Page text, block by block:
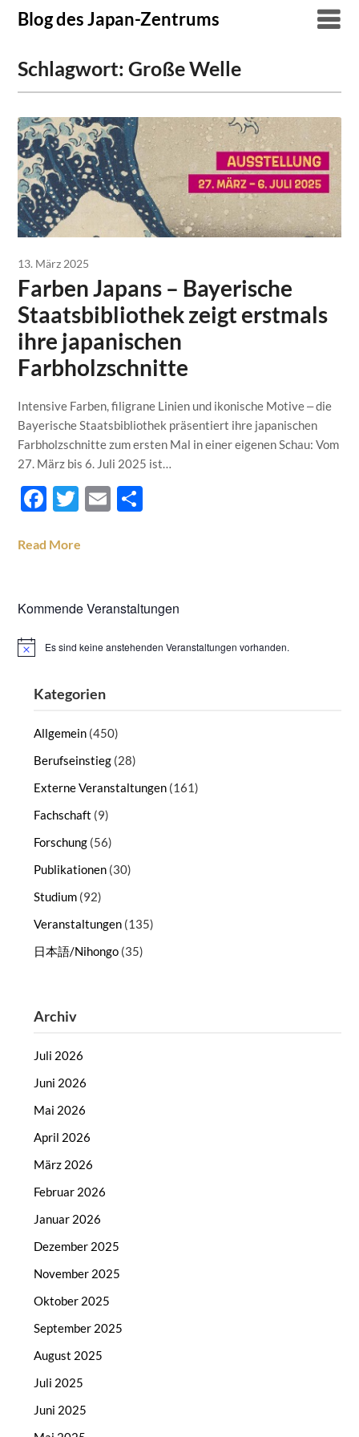
SkipBlog des Japan-Zentrums
Schlagwort:Große Welle
13. März 2025
Farben Japans – Bayerische
Staatsbibliothek zeigt erstmals
ihre japanischen
Farbholzschnitte
Intensive Farben, filigrane Linien und ikonische Motive ‒ die
Bayerische Staatsbibliothek präsentiert ihre japanischen
Farbholzschnitte zum ersten Mal in einer eigenen Schau: Vom
27. März bis 6. Juli 2025 ist…
Facebook
Twitter
Email
Read More
Kommende Veranstaltungen
HinweisEs sind keine anstehenden Veranstaltungen vorhanden.
Kategorien
Allgemein (450)
Berufseinstieg (28)
Externe Veranstaltungen (161)
Fachschaft (9)
Forschung (56)
Publikationen (30)
Studium (92)
Veranstaltungen (135)
日本語/Nihongo (35)
Archiv
Juli 2026
Juni 2026
Mai 2026
April 2026
März 2026
Februar 2026
Januar 2026
Dezember 2025
November 2025
Oktober 2025
September 2025
August 2025
Juli 2025
Juni 2025